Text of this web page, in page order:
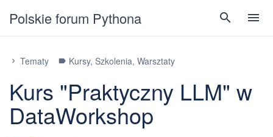
Polskie forum Pythona search menu
chevron_right Tematy label Kursy, Szkolenia, Warsztaty
Kurs "Praktyczny LLM" w
DataWorkshop